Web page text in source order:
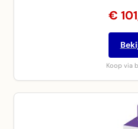
€
Koop via